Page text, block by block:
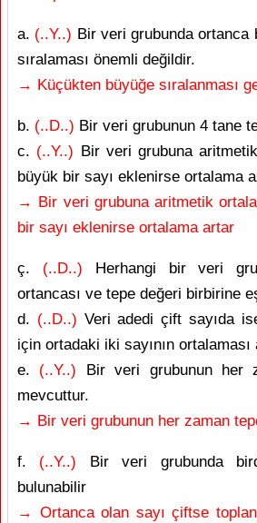
a. (..Y..) Bir veri grubunda ortanca
sıralaması önemli değildir.
→ Küçükten büyüğe sıralanması
b. (..D..) Bir veri grubunun 4 tane
c. (..Y..) Bir veri grubuna
büyük bir sayı eklenirse ortalama
→ Bir veri grubuna aritmetik
bir sayı eklenirse ortalama artar
ç. (..D..) Herhangi bir veri
ortancası ve tepe değeri birbirine
d. (..D..) Veri adedi çift sayıda
için ortadaki iki sayının ortalaması
e. (..Y..) Bir veri grubunun her
mevcuttur.
→ Bir veri grubunun her zaman
f. (..Y..) Bir veri grubunda
bulunabilir
→ Ortanca olan sayı çiftse